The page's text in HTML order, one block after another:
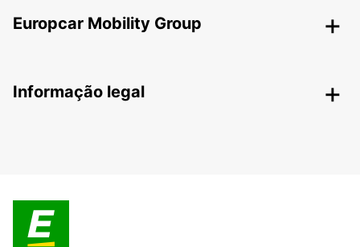
Europcar Mobility Group
Informação legal